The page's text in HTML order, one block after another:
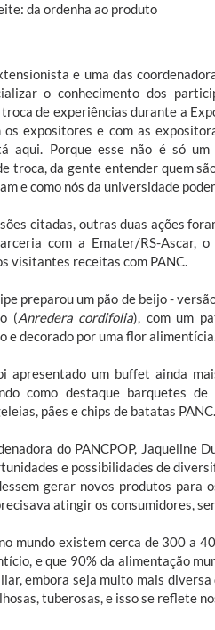
da ordenha ao produto
e uma das
o conhecimento dos
de experiências durante a
os expositores e com as
aqui. Porque esse não é só
troca, da gente entender quem
e como nós da universidade
citadas, outras duas ações
com a Emater/RS-Ascar,
visitantes receitas com PANC.
preparou um pão de beijo -
(Anredera cordifolia), com um
e decorado por uma flor
apresentado um buffet ainda
como destaque barquetes
pães e chips de batatas PANC.
do PANCPOP,
e possibilidades de
gerar novos produtos para
atingir os consumidores,
mundo existem cerca de 300 a
e que 90% da alimentação
embora seja muito mais
tuberosas, e isso se reflete